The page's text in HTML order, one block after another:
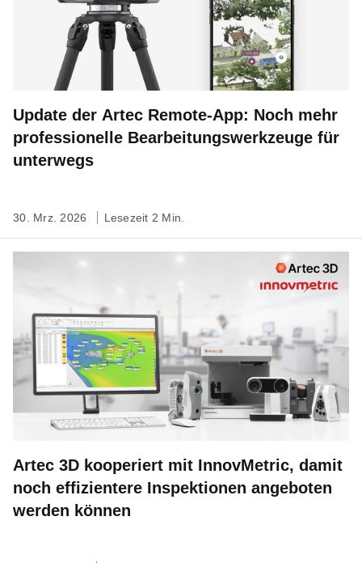
Update der Artec Remote-App: Noch mehr
professionelle Bearbeitungswerkzeuge für
unterwegs
30. Mrz. 2026 Lesezeit 2 Min.
Artec 3D kooperiert mit InnovMetric, damit
noch effizientere Inspektionen angeboten
werden können